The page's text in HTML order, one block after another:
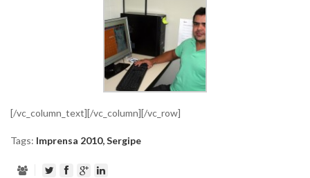
[/vc_column_text][/vc_column][/vc_row]
Tags: Imprensa 2010,Sergipe